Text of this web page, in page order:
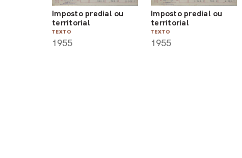
Imposto predial ou
territorial
TEXTO
1955
Imposto predial ou
territorial
TEXTO
1955